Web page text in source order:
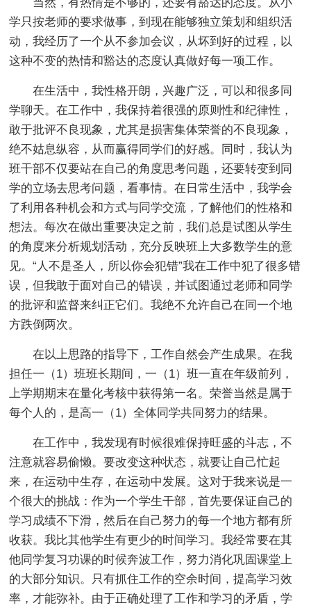
学只按老师的要求做事，到现在能够独立策划和组织活
动，我经历了一个从不参加会议，从坏到好的过程，以
这种不变的热情和豁达的态度认真做好每一项工作。
在生活中，我性格开朗，兴趣广泛，可以和很多同
学聊天。在工作中，我保持着很强的原则性和纪律性，
敢于批评不良现象，尤其是损害集体荣誉的不良现象，
绝不姑息纵容，从而赢得同学们的好感。同时，我认为
班干部不仅要站在自己的角度思考问题，还要转变到同
学的立场去思考问题，看事情。在日常生活中，我学会
了利用各种机会和方式与同学交流，了解他们的性格和
想法。每次在做出重要决定之前，我们总是试图从学生
的角度来分析规划活动，充分反映班上大多数学生的意
见。“人不是圣人，所以你会犯错”我在工作中犯了很多错
误，但我敢于面对自己的错误，并试图通过老师和同学
的批评和监督来纠正它们。我绝不允许自己在同一个地
方跌倒两次。
在以上思路的指导下，工作自然会产生成果。在我
担任一（1）班班长期间，一（1）班一直在年级前列，
上学期期末在量化考核中获得第一名。荣誉当然是属于
每个人的，是高一（1）全体同学共同努力的结果。
在工作中，我发现有时候很难保持旺盛的斗志，不
注意就容易偷懒。要改变这种状态，就要让自己忙起
来，在运动中生存，在运动中发展。这对于我来说是一
个很大的挑战：作为一个学生干部，首先要保证自己的
学习成绩不下滑，然后在自己努力的每一个地方都有所
收获。我比其他学生有更少的时间学习。我经常要在其
他同学复习功课的时候奔波工作，努力消化巩固课堂上
的大部分知识。只有抓住工作的空余时间，提高学习效
率，才能弥补。由于正确处理了工作和学习的矛盾，学